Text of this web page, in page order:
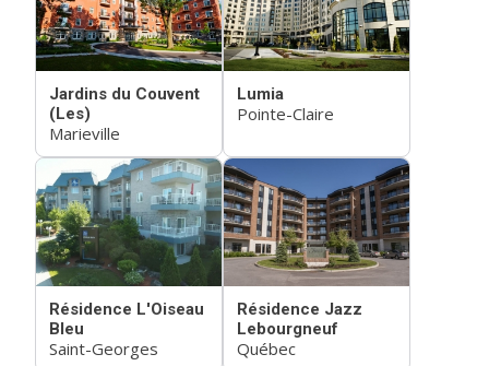
Jardins du Couvent
(Les)
Marieville
Lumia
Pointe-Claire
Résidence L'Oiseau
Bleu
Saint-Georges
Résidence Jazz
Lebourgneuf
Québec